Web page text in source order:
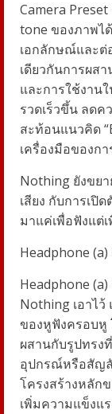
Camera Preset
tone ของภาพไ
เอกลักษณ์และต่
เดียวกันการผสา
และการใช้งาน
รวดเร็วขึ้น ลด
สะท้อนแนวคิด “
เครื่องมือของก
Nothing ยังขย
เสียง กับการเปิด
มาแค่เพื่อฟังแต่
Headphone (a)
Headphone (a)
Nothing เอาไ
ของหูฟังครอบหู
ผสานกับรูปทรง
อุปกรณ์หรือสัญ
โครงสร้างหลัก
เพิ่มความแข็งแ